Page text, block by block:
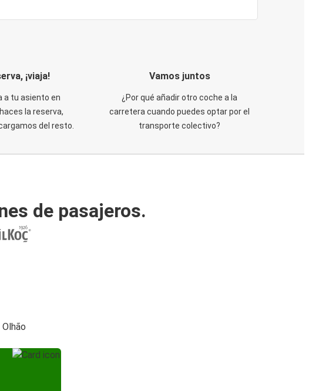
¡viaja!
a tu asiento en
la reserva,
del resto.
Vamos juntos
¿Por qué añadir otro coche a la
carretera cuando puedes optar por el
transporte colectivo?
de pasajeros.